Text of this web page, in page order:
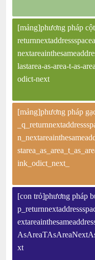
[mảng]phương pháp
lastarea-as-area-t-as-
odict-next
[mảng]phương pháp
ink_odict_next_
[con trỏ]phương pháp
xt